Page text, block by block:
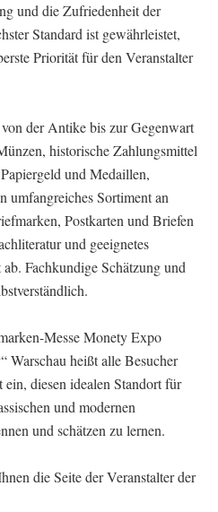
und die Zufriedenheit der
Standard ist gewährleistet,
Priorität für den Veranstalter
der Antike bis zur Gegenwart
historische Zahlungsmittel
und Medaillen,
umfangreiches Sortiment an
Postkarten und Briefen
und geeignetes
Fachkundige Schätzung und
Messe Monety Expo
Warschau heißt alle Besucher
diesen idealen Standort für
und modernen
und schätzen zu lernen.
die Seite der Veranstalter der